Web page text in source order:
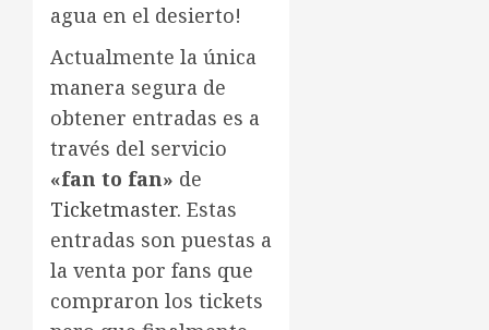
agua en el desierto!
Actualmente la única
manera segura de
obtener entradas es a
través del servicio
«fan to fan» de
Ticketmaster. Estas
entradas son puestas a
la venta por fans que
compraron los tickets